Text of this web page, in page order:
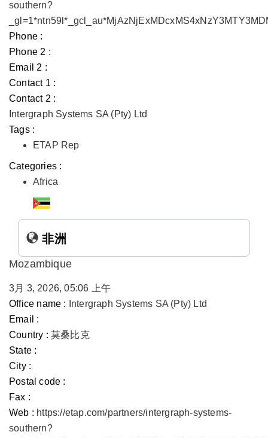
southern?
Phone :
Phone 2 :
Email 2 :
Contact 1 :
Contact 2 :
Intergraph Systems SA (Pty) Ltd
Tags :
ETAP Rep
Categories :
Africa
非洲
Mozambique
3月 3, 2026, 05:06 上午
Office name :
Intergraph Systems SA (Pty) Ltd
Email :
Country : 莫桑比克
State :
City :
Postal code :
Fax :
Web : https://etap.com/partners/intergraph-systems-
southern?